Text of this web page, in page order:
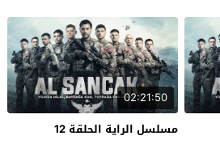
02:21:50
مسلسل الراية الحلقة 12